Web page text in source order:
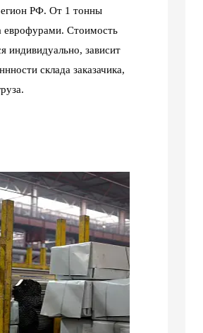
РФ. От 1 тонны
еврофурами. Стоимость
индивидуально, зависит
склада заказачика,